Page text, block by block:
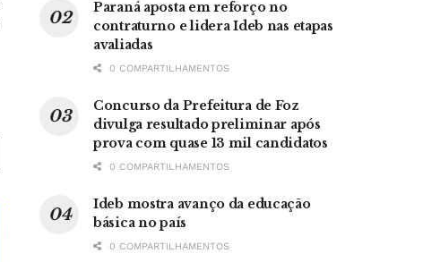
Paraná aposta em reforço no
contraturno e lidera Ideb nas etapas
avaliadas
0 COMPARTILHAMENTOS
Concurso da Prefeitura de Foz
divulga resultado preliminar após
prova com quase 13 mil candidatos
0 COMPARTILHAMENTOS
Ideb mostra avanço da educação
básica no país
0 COMPARTILHAMENTOS